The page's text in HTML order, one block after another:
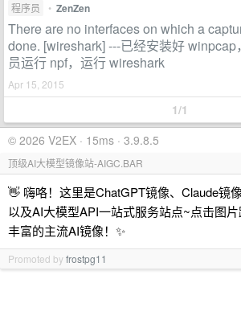
程序员 • ZenZen
There are no interfaces on which a
done. [wireshark] ---已经安装好 winpcap
员运行 npf，运行 wireshark
Apr 15, 2015
1/1
© 2026 V2EX · 15ms · 3.9.8.5
顶级AI大模型镜像站-AIGC.BAR
👋 嗨咯！这里是ChatGPT镜像、Claude镜
以及AI大模型API一站式服务站点~点击图
丰富的主流AI镜像！✨
Promoted byfrostpg11